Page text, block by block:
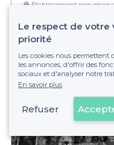
Établissement non
Le respect de votre
priorité
Les cookies nous permettent
les annonces, d'offrir des
sociaux et d'analyser notre
En savoir plus
Refuser